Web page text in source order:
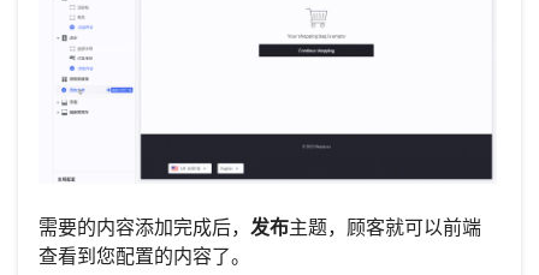
需要的内容添加完成后， 发布主题，顾客就可以前端
查看到您配置的内容了。